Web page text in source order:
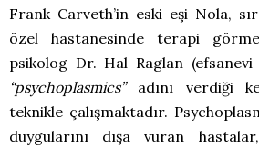
Frank Carveth’in eski eşi Nola,
özel hastanesinde terapi
psikolog Dr. Hal Raglan
“psychoplasmics”adını verdiği
teknikle çalışmaktadır.
duygularını dışa vuran